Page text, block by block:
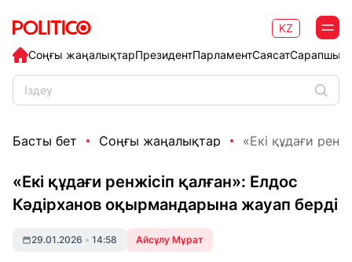
Соңғы жаңалықтарПрезидентПарламентСаясат
KZ
Басты бет Соңғы жаңалықтар «Екі құдағи
«Екі құдағи ренжісіп қалған»: Елдос
Кәдірханов оқырмандарына жауап берді
29.01.2026 • 14:58 Айсұлу Мұрат